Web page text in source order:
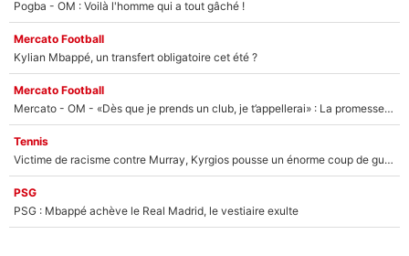
Pogba - OM : Voilà l'homme qui a tout gâché !
Mercato Football
Kylian Mbappé, un transfert obligatoire cet été ?
Mercato Football
Mercato - OM - «Dès que je prends un club, je t’appellerai» : La promesse de Marcelino au moment de claquer la porte
Tennis
Victime de racisme contre Murray, Kyrgios pousse un énorme coup de gueule !
PSG
PSG : Mbappé achève le Real Madrid, le vestiaire exulte